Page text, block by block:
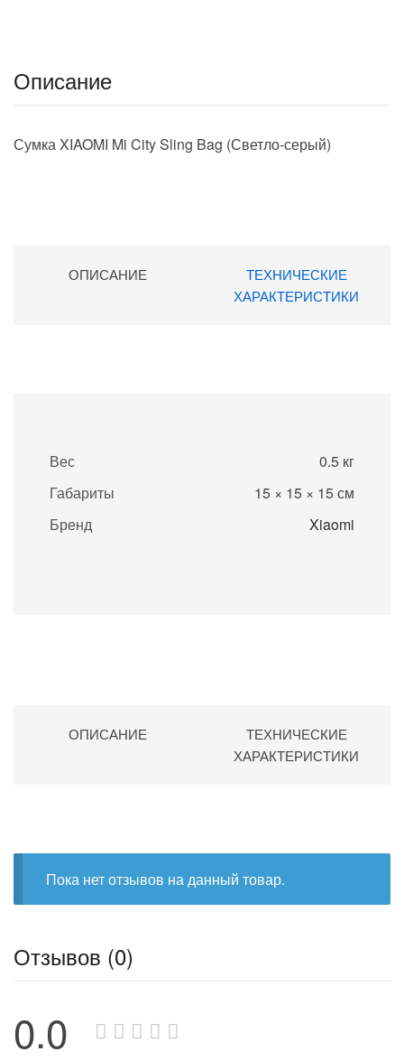
Описание
Сумка XIAOMI Mi City Sling Bag (Светло-серый)
ОПИСАНИЕ
ТЕХНИЧЕСКИЕ
ХАРАКТЕРИСТИКИ
Вес
0.5 кг
Габариты
15 × 15 × 15 см
Бренд
Xiaomi
ОПИСАНИЕ
ТЕХНИЧЕСКИЕ
ХАРАКТЕРИСТИКИ
Пока нет отзывов на данный товар.
Отзывов (0)
0.0